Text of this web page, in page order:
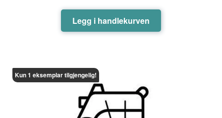
Legg i handlekurven
Kun 1 eksemplar tilgjengelig!